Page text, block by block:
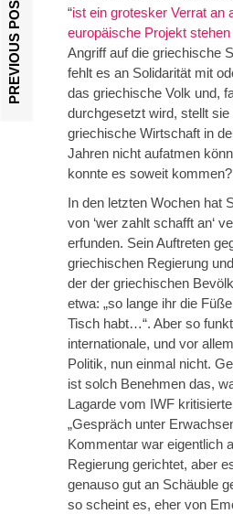
“ist ein grotesker Verrat an
europäische Projekt
Angriff auf die griechische
fehlt es an Solidarität mit
das griechische Volk und,
durchgesetzt wird, stellt
griechische Wirtschaft in
Jahren nicht aufatmen
konnte es soweit kommen?
In den letzten Wochen hat
von ‘wer zahlt schafft an‘
erfunden. Sein Auftreten
griechischen Regierung
der der griechischen
etwa: „so lange ihr die
Tisch habt…“. Aber so
internationale, und vor
Politik, nun einmal nicht.
ist solch Benehmen das,
Lagarde vom IWF
„Gespräch unter
Kommentar war eigentlich
Regierung gerichtet, aber
genauso gut an Schäuble
so scheint es, eher von
PREVIOUS POST